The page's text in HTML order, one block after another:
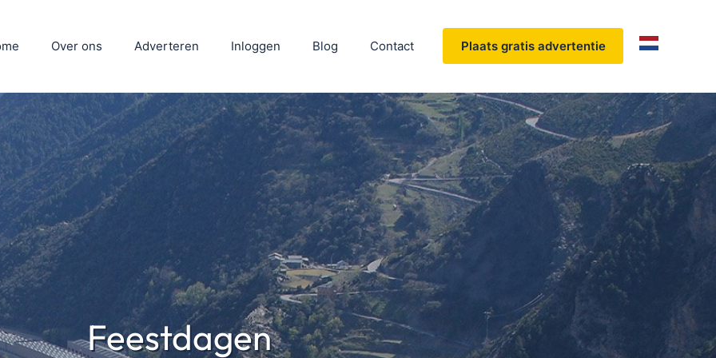
Over ons Adverteren Inloggen Blog Contact Plaats gratis advertentie
Feestdagen